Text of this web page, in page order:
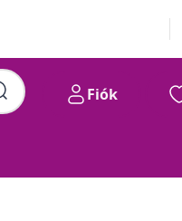
Fiók